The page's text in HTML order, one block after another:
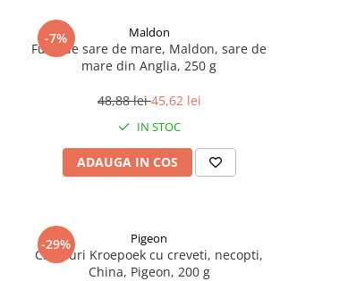
-7% Maldon
Fulgi de sare de mare, Maldon, sare de
mare din Anglia, 250 g
48,88 lei45,62 lei
IN STOC
ADAUGA IN COS
-29% Pigeon
Chipsuri Kroepoek cu creveti, necopti,
China, Pigeon, 200 g